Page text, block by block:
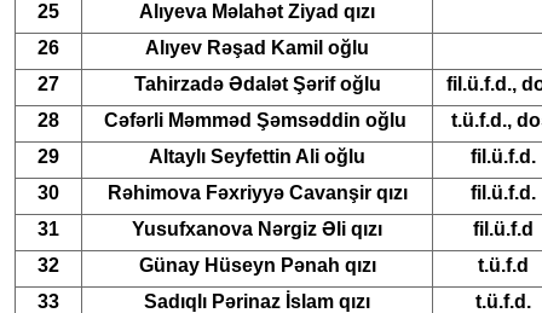
25
Alıyeva Məlahət Ziyad qızı
26
Alıyev Rəşad Kamil oğlu
27
Tahirzadə Ədalət Şərif oğlu
fil.ü.f.d.,
28
Cəfərli Məmməd Şəmsəddin oğlu
t.ü.f.d.,
29
Altaylı Seyfettin Ali oğlu
fil.ü.f.d.
30
Rəhimova Fəxriyyə Cavanşir qızı
fil.ü.f.d.
31
Yusufxanova Nərgiz Əli qızı
fil.ü.f.d
32
Günay Hüseyn Pənah qızı
t.ü.f.d
33
Sadıqlı Pərinaz İslam qızı
t.ü.f.d.